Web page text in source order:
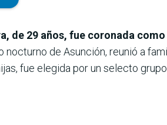
de 29 años, fue coronada
nocturno de Asunción, reunió a
fue elegida por un selecto